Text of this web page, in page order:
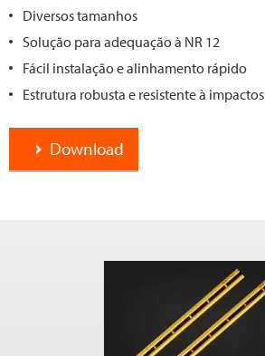
Diversos tamanhos
Solução para adequação à NR 12
Fácil instalação e alinhamento rápido
Estrutura robusta e resistente à impactos
Download